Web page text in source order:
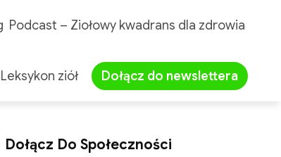
Podcast – Ziołowy kwadrans dla zdrowia
Leksykon ziół Dołącz do newslettera
Dołącz Do Społeczności